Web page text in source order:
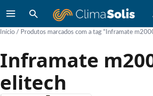
Início / Produtos marcados com a tag “Inframate
Inframate
elitech